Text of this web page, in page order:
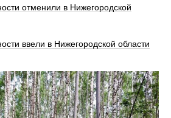
отменили в Нижегородской
ввели в Нижегородской области